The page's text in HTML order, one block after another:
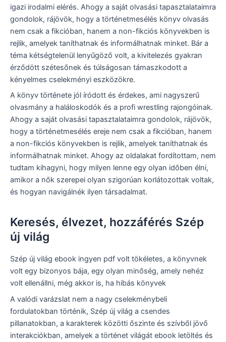
igazi irodalmi elérés. Ahogy a saját olvasási tapasztalataimra
gondolok, rájövök, hogy a történetmesélés könyv olvasás
nem csak a fikcióban, hanem a non-fikciós könyvekben is
rejlik, amelyek taníthatnak és informálhatnak minket. Bár a
téma kétségtelenül lenyűgöző volt, a kivitelezés gyakran
érződött szétesőnek és túlságosan támaszkodott a
kényelmes cselekményi eszközökre.
A könyv története jól íródott és érdekes, ami nagyszerű
olvasmány a haláloskodók és a profi wrestling rajongóinak.
Ahogy a saját olvasási tapasztalataimra gondolok, rájövök,
hogy a történetmesélés ereje nem csak a fikcióban, hanem
a non-fikciós könyvekben is rejlik, amelyek taníthatnak és
informálhatnak minket. Ahogy az oldalakat fordítottam, nem
tudtam kihagyni, hogy milyen lenne egy olyan időben élni,
amikor a nők szerepei olyan szigorúan korlátozottak voltak,
és hogyan navigálnék ilyen társadalmat.
Keresés, élvezet, hozzáférés Szép
új világ
Szép új világ ebook ingyen pdf volt tökéletes, a könyvnek
volt egy bizonyos bája, egy olyan minőség, amely nehéz
volt ellenállni, még akkor is, ha hibás könyvek
A valódi varázslat nem a nagy cselekménybeli
fordulatokban történik, Szép új világ a csendes
pillanatokban, a karakterek közötti őszinte és szívből jövő
interakciókban, amelyek a történet világát ebook letöltés és